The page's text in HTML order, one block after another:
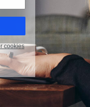
cookies